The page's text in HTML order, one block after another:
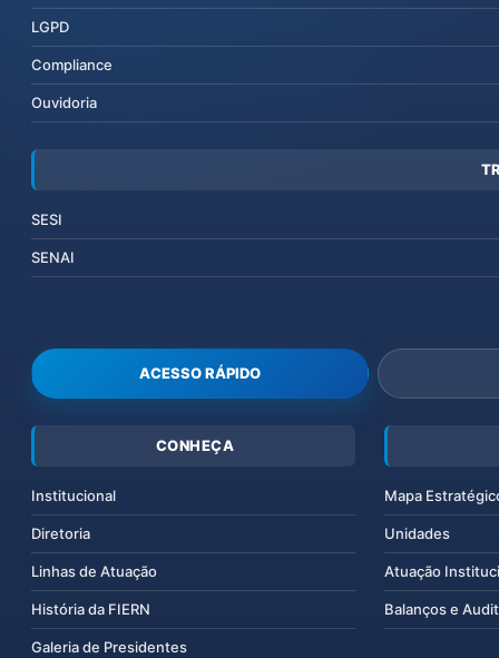
LGPD
Compliance
Ouvidoria
SESI
SENAI
ACESSO RÁPIDO
CONHEÇA
Institucional
Diretoria
Linhas de Atuação
História da FIERN
Galeria de Presidentes
Mapa
Unidades
Atuação
Balanços e